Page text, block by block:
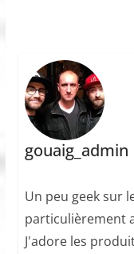
gouaig_admin
Un peu geek sur
particulièrement
J'adore les